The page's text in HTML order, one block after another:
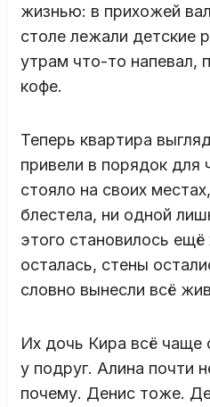
жизнью: в прихожей
столе лежали детские
утрам что-то напевал,
кофе.
Теперь квартира
привели в порядок для
стояло на своих
блестела, ни одной
этого становилось
осталась, стены
словно вынесли всё
Их дочь Кира всё чаще
у подруг. Алина почти
почему. Денис тоже.